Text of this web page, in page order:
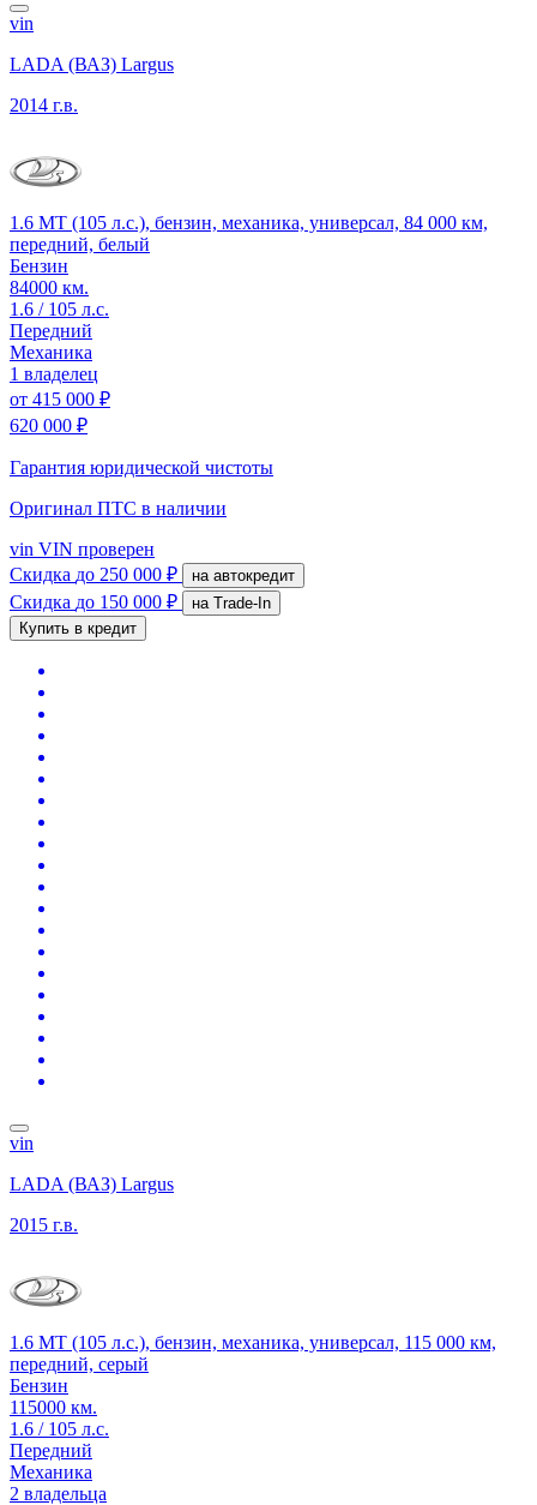
vin
LADA (ВАЗ) Largus
2014 г.в.
1.6 MT (105 л.с.), бензин, механика, универсал, 84 000 км,
передний, белый
Бензин
84000 км.
1.6 / 105 л.с.
Передний
Механика
1 владелец
от 415 000 ₽
620 000 ₽
Гарантия юридической чистоты
Оригинал ПТС в наличии
vin VIN проверен
Скидка до 250 000 ₽ на автокредит
Скидка до 150 000 ₽
на Trade-In
Купить в кредит
vin
LADA (ВАЗ) Largus
2015 г.в.
1.6 MT (105 л.с.), бензин, механика, универсал, 115 000 км,
передний, серый
Бензин
115000 км.
1.6 / 105 л.с.
Передний
Механика
2 владельца